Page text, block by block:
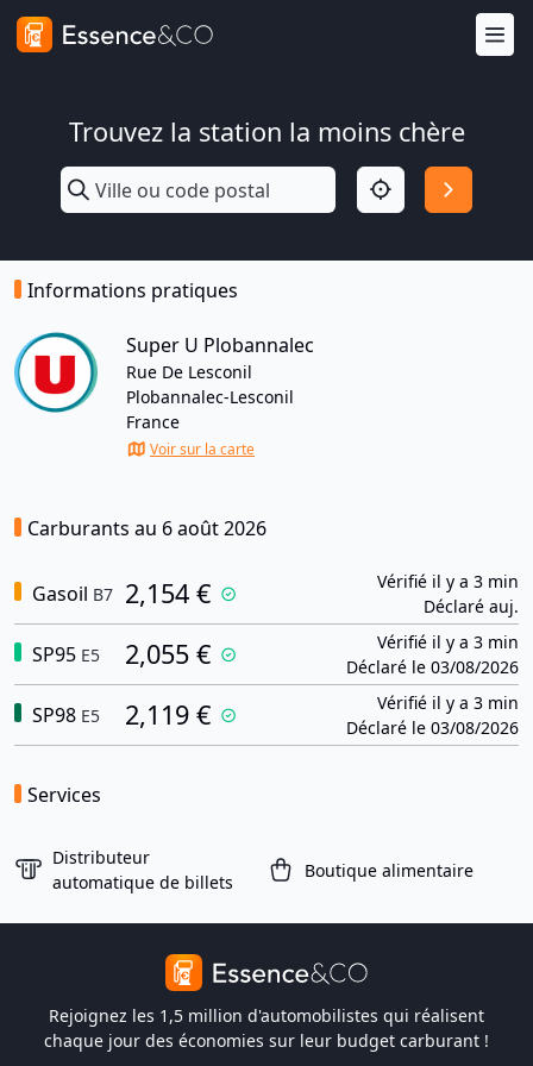
Trouvez la station la moins chère
Informations pratiques
Super U Plobannalec
Rue De Lesconil
Plobannalec-Lesconil
France
Voir sur la carte
Carburants au 6 août 2026
Gasoil B7 2,154 €
Vérifié il y a 3 min
Déclaré auj.
SP95 E5 2,055 €
Vérifié il y a 3 min
Déclaré le 03/08/2026
SP98 E5 2,119 €
Vérifié il y a 3 min
Déclaré le 03/08/2026
Services
Distributeur
automatique de billets
Boutique alimentaire
Rejoignez les 1,5 million d'automobilistes qui réalisent
chaque jour des économies sur leur budget carburant !